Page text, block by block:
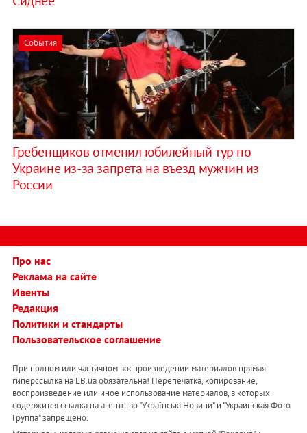
События
Гребенщиков отменил юбилейный тур по
Украине из-за запрета на въезд мужчин из
России
Про нас
Реклама на сайте
Ивенты
Редакция
Политики и стандарты
Пользовательское соглашение
При полном или частичном воспроизведении материалов прямая
гиперссылка на LB.ua обязательна! Перепечатка, копирование,
воспроизведение или иное использование материалов, в которых
содержится ссылка на агентство "Українськi Новини" и "Украинская Фото
Группа" запрещено.